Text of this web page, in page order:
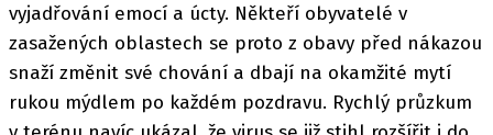
vyjadřování emocí a úcty. Někteří obyvatelé v
zasažených oblastech se proto z obavy před nákazou
snaží změnit své chování a dbají na okamžité mytí
rukou mýdlem po každém pozdravu. Rychlý průzkum